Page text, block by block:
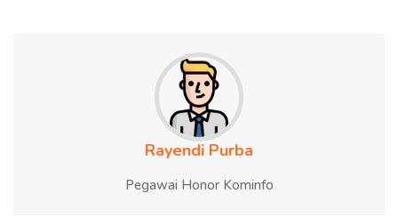
Rayendi Purba
Pegawai Honor Kominfo